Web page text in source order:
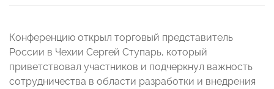
Конференцию открыл торговый представитель
России в Чехии Сергей Ступарь, который
приветствовал участников и подчеркнул важность
сотрудничества в области разработки и внедрения